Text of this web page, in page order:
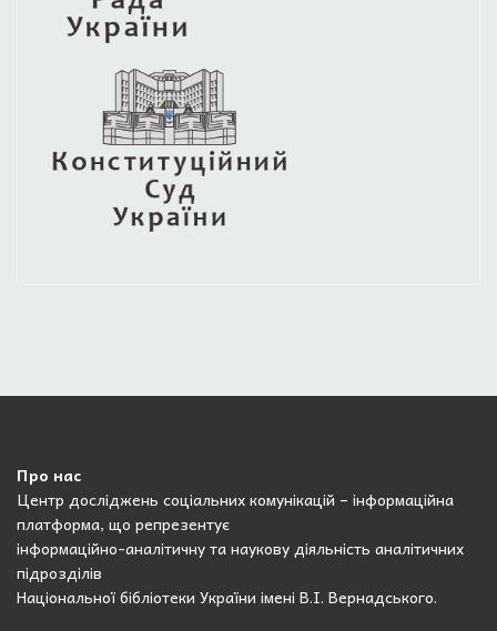
Про нас
Центр досліджень соціальних комунікацій – інформаційна
платформа, що репрезентує
інформаційно-аналітичну та наукову діяльність аналітичних
підрозділів
Національної бібліотеки України імені В.І. Вернадського.